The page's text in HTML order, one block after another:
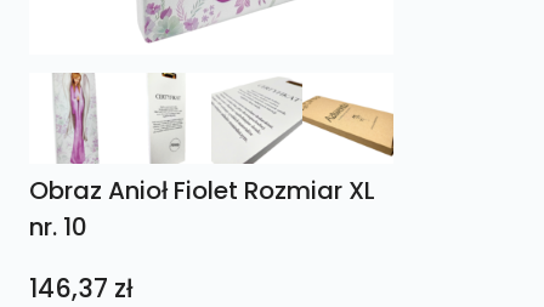
Obraz Anioł Fiolet Rozmiar XL
nr. 10
146,37 zł